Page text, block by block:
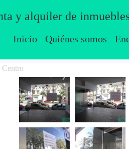
y alquiler de
Inicio Quiénes somos
Centro